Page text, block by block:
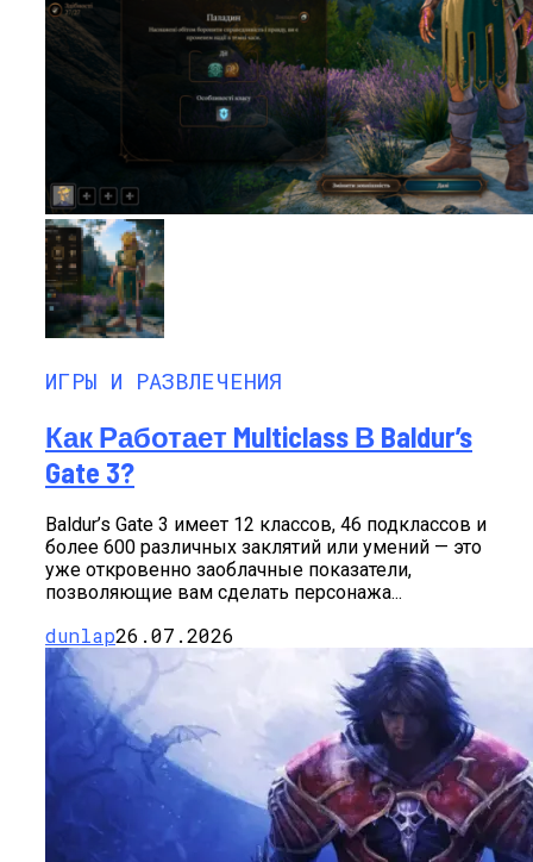
ИГРЫ И РАЗВЛЕЧЕНИЯ
Как Работает Multiclass В Baldur’s
Gate 3?
Baldur’s Gate 3 имеет 12 классов, 46 подклассов и
более 600 различных заклятий или умений — это
уже откровенно заоблачные показатели,
позволяющие вам сделать персонажа...
dunlap26.07.2026